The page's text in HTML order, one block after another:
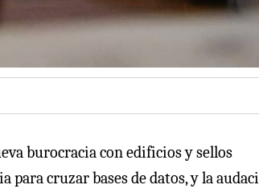
burocracia con edificios y sellos
cruzar bases de datos, y la